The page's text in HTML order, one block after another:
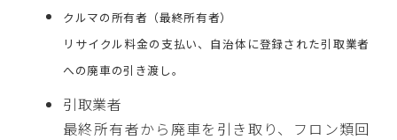
クルマの所有者（最終所有者）
リサイクル料金の支払い、自治体に登録された引取業者
への廃車の引き渡し。
引取業者
最終所有者から廃車を引き取り、フロン類回